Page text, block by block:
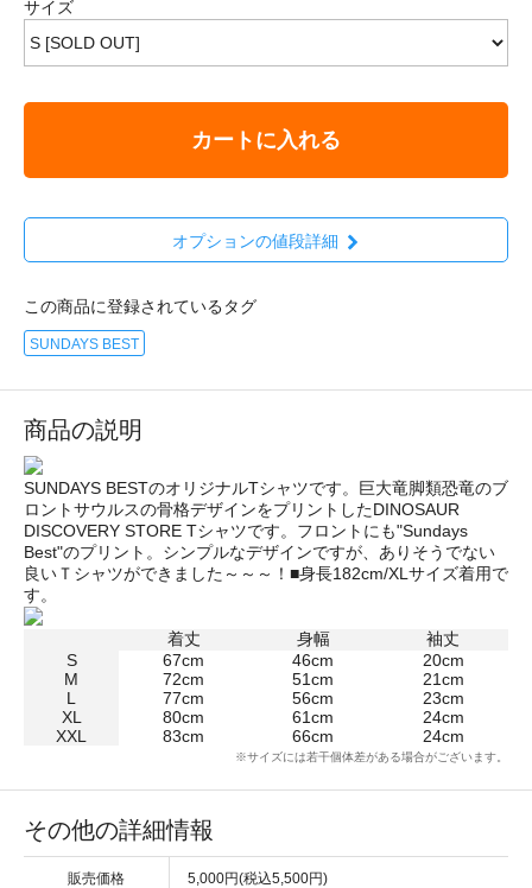
サイズ
カートに入れる
オプションの値段詳細
この商品に登録されているタグ
SUNDAYS BEST
商品の説明
SUNDAYS BESTのオリジナルTシャツです。巨大竜脚類恐竜のブ
ロントサウルスの骨格デザインをプリントしたDINOSAUR
DISCOVERY STORE Tシャツです。フロントにも"Sundays
Best"のプリント。シンプルなデザインですが、ありそうでない
良いＴシャツができました～～～！■身長182cm/XLサイズ着用で
す。
着丈 身幅
袖丈
S
67cm 46cm
20cm
M
72cm 51cm
21cm
L
77cm 56cm
23cm
XL
80cm 61cm
24cm
XXL
83cm 66cm 24cm
※サイズには若干個体差がある場合がございます。
その他の詳細情報
販売価格 5,000円(税込5,500円)